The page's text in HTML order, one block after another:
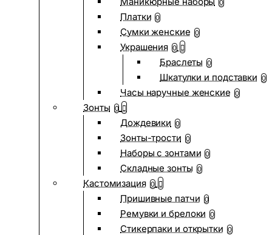
0
Платки 0
Сумки женские 0
Украшения 0
Браслеты 0
Шкатулки и подставки 0
Часы наручные женские 0
Зонты 0
Дождевики 0
Зонты-трости 0
Наборы с зонтами 0
Складные зонты 0
Кастомизация 0
Пришивные патчи 0
Ремувки и брелоки 0
Стикерпаки и открытки 0